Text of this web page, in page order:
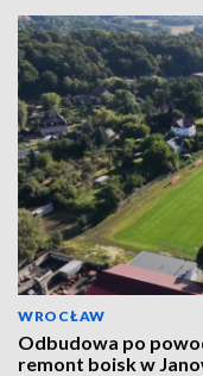
WROCŁAW
Odbudowa po
remont boisk w